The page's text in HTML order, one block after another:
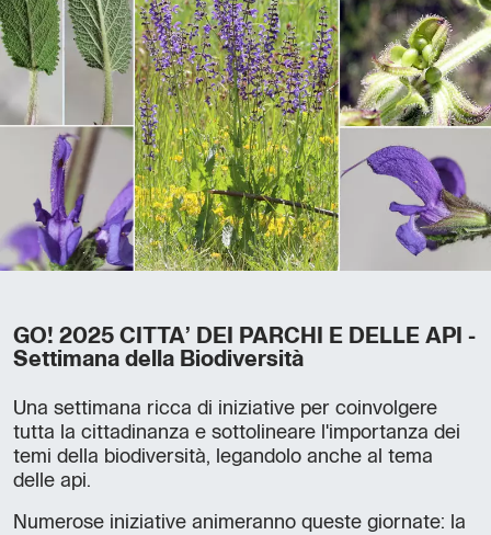
GO! 2025 CITTA’ DEI PARCHI E DELLE API -
Settimana della Biodiversità
Una settimana ricca di iniziative per coinvolgere
tutta la cittadinanza e sottolineare l'importanza dei
temi della biodiversità, legandolo anche al tema
delle api.
Numerose iniziative animeranno queste giornate: la